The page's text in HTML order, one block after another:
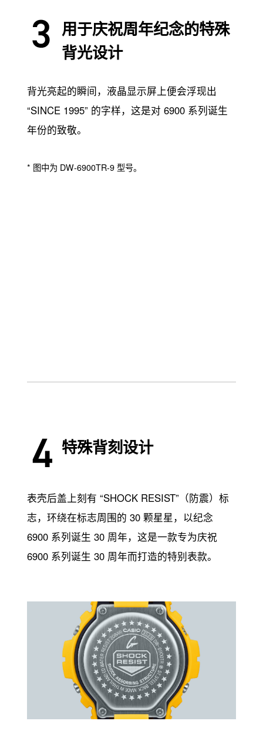
用于庆祝周年纪念的特殊
背光设计
背光亮起的瞬间，液晶显示屏上便会浮现出
“SINCE 1995” 的字样，这是对 6900 系列诞生
年份的致敬。
* 图中为 DW-6900TR-9 型号。
特殊背刻设计
表壳后盖上刻有 “SHOCK RESIST”（防震）标
志，环绕在标志周围的 30 颗星星，以纪念
6900 系列诞生 30 周年，这是一款专为庆祝
6900 系列诞生 30 周年而打造的特别表款。